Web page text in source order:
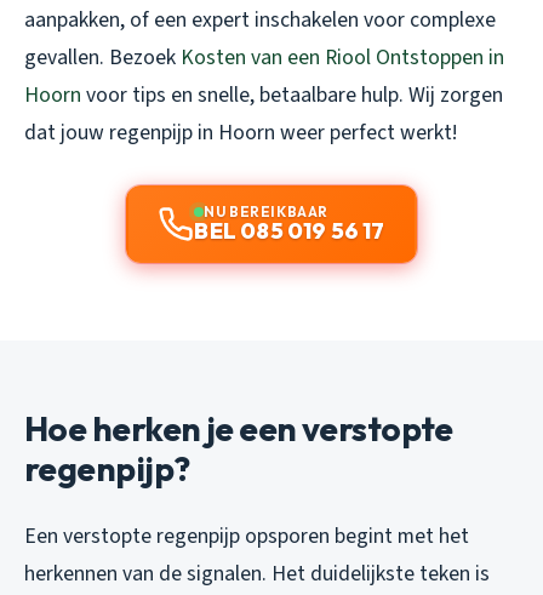
aanpakken, of een expert inschakelen voor complexe
gevallen. Bezoek Kosten van een Riool Ontstoppen in
Hoorn voor tips en snelle, betaalbare hulp. Wij zorgen
dat jouw regenpijp in Hoorn weer perfect werkt!
NU BEREIKBAAR
BEL 085 019 56 17
Hoe herken je een verstopte
regenpijp?
Een verstopte regenpijp opsporen begint met het
herkennen van de signalen. Het duidelijkste teken is